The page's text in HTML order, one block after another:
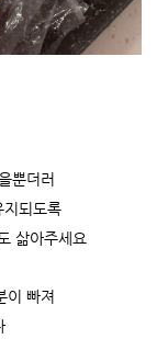
뿐더러
지되도록
삶아주세요
이 빠져